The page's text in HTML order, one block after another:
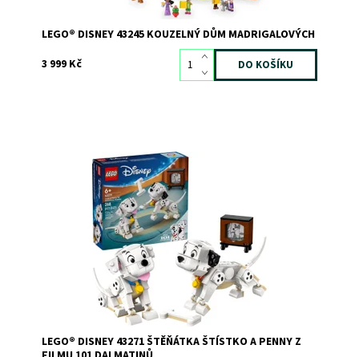
LEGO® DISNEY 43245 KOUZELNÝ DŮM MADRIGALOVÝCH
3 999 Kč
Adoptujte si ta nejroztomilejší štěňátka! Postavte si
Štístka a Penny z milovaného Disney filmu 101 dalmatinů
a pak si užijte společné tulení. Naučte je, jak aportovat
kost, nebo je zabavte televizí. Modely mají otáčející hlavy
a pohyblivé nohy a ocasy....
Dostupnost:
Momentálně nedostupné
12845
LEGO
LEGO® DISNEY 43271 ŠTĚŇÁTKA ŠTÍSTKO A PENNY Z